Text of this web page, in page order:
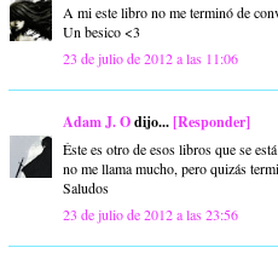
A mi este libro no me terminó de
Un besico <3
23 de julio de 2012 a las 11:06
Adam J. Odijo...[Responder]
Éste es otro de esos libros que se
no me llama mucho, pero quizás
Saludos
23 de julio de 2012 a las 23:56